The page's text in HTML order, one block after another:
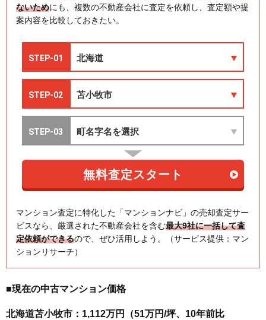
ないためにも、複数の不動産会社に査定を依頼し、査定額や提
案内容を比較しておきたい。
マンション査定に特化した「マンションナビ」の売却査定サー
ビスなら、厳選された不動産会社を含む最大9社に一括して査
定依頼ができるので、ぜひ活用しよう。（サービス提供：マン
ションリサーチ）
■現在の中古マンション価格
北海道苫小牧市：1,112万円（51万円/坪、10年前比